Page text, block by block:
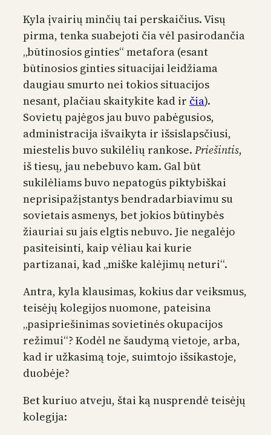
Kyla įvairių minčių tai perskaičius. Visų
pirma, tenka suabejoti čia vėl pasirodančia
„būtinosios ginties“ metafora (esant
būtinosios ginties situacijai leidžiama
daugiau smurto nei tokios situacijos
nesant, plačiau skaitykite kad ir čia).
Sovietų pajėgos jau buvo pabėgusios,
administracija išvaikyta ir išsislapsčiusi,
miestelis buvo sukilėlių rankose. Priešintis,
iš tiesų, jau nebebuvo kam. Gal būt
sukilėliams buvo nepatogūs piktybiškai
neprisipažįstantys bendradarbiavimu su
sovietais asmenys, bet jokios būtinybės
žiauriai su jais elgtis nebuvo. Jie negalėjo
pasiteisinti, kaip vėliau kai kurie
partizanai, kad „miške kalėjimų neturi“.
Antra, kyla klausimas, kokius dar veiksmus,
teisėjų kolegijos nuomone, pateisina
„pasipriešinimas sovietinės okupacijos
režimui“? Kodėl ne šaudymą vietoje, arba,
kad ir užkasimą toje, suimtojo išsikastoje,
duobėje?
Bet kuriuo atveju, štai ką nusprendė teisėjų
kolegija: